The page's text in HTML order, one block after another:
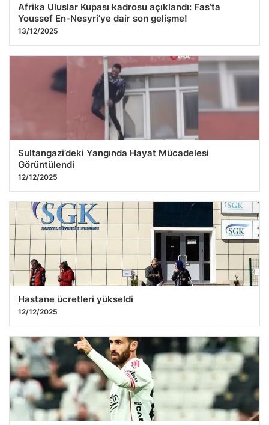
Afrika Uluslar Kupası kadrosu açıklandı: Fas’ta
Youssef En-Nesyri’ye dair son gelişme!
13/12/2025
Sultangazi’deki Yangında Hayat Mücadelesi
Görüntülendi
12/12/2025
Hastane ücretleri yükseldi
12/12/2025